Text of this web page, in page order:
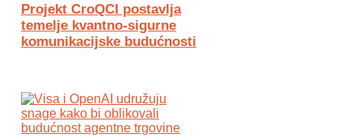
Projekt CroQCI postavlja
temelje kvantno-sigurne
komunikacijske budućnosti